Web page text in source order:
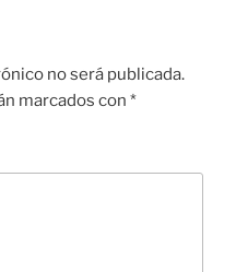
no será publicada.
marcados con *